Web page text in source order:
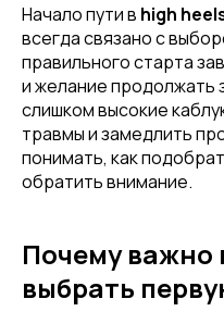
Начало пути в high
всегда связано с
правильного старта
и желание продолжать
слишком высокие
травмы и замедлить
понимать, как
обратить внимание.
Почему важно
выбрать